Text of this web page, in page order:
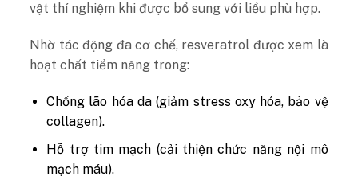
vật thí nghiệm khi được bổ sung với liều phù hợp.
Nhờ tác động đa cơ chế, resveratrol được xem là
hoạt chất tiềm năng trong:
Chống lão hóa da (giảm stress oxy hóa, bảo vệ
collagen).
Hỗ trợ tim mạch (cải thiện chức năng nội mô
mạch máu).